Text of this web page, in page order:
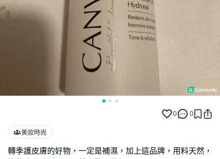
0 0
美妝時尚
轉季護皮膚的好物，一定是補濕，加上這品牌，用料天然，